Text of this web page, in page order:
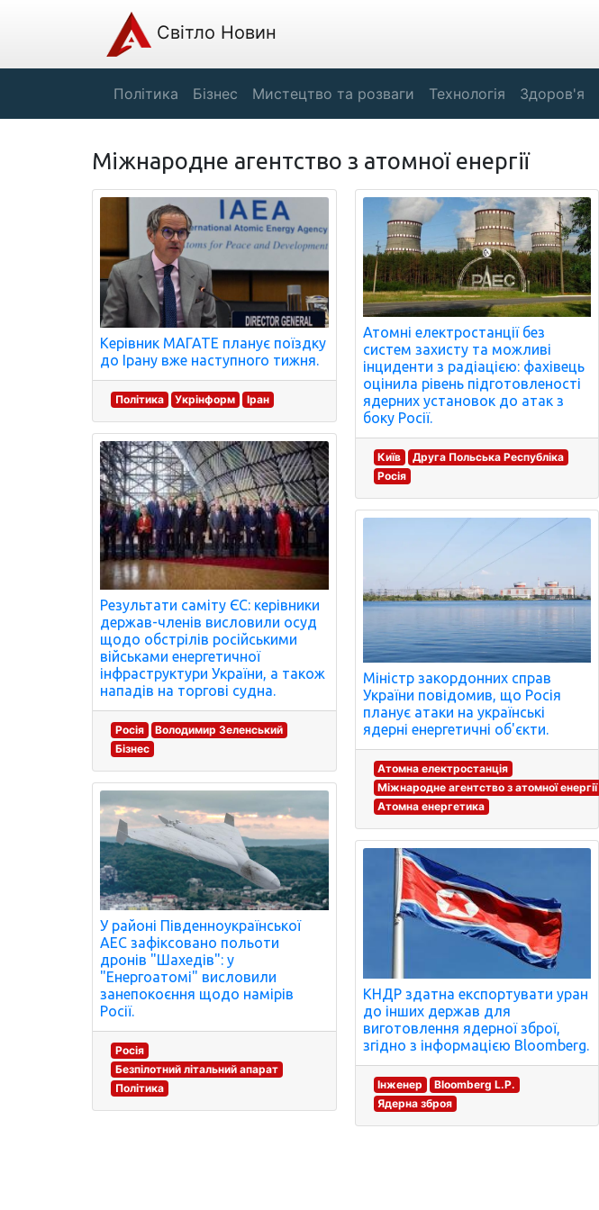
Світло Новин
Політика Бізнес Мистецтво та розваги Технологія Здоров'я
Міжнародне агентство з атомної енергії
Керівник МАГАТЕ планує поїздку
до Ірану вже наступного тижня.
Політика Укрінформ Іран
Результати саміту ЄС: керівники
держав-членів висловили осуд
щодо обстрілів російськими
військами енергетичної
інфраструктури України, а також
нападів на торгові судна.
Росія
Володимир Зеленський
Бізнес
У районі Південноукраїнської
АЕС зафіксовано польоти
дронів "Шахедів": у
"Енергоатомі" висловили
занепокоєння щодо намірів
Росії.
Росія
Безпілотний літальний апарат
Політика
Атомні електростанції без
систем захисту та можливі
інциденти з радіацією: фахівець
оцінила рівень підготовленості
ядерних установок до атак з
боку Росії.
Київ
Друга Польська Республіка
Росія
Міністр закордонних справ
України повідомив, що Росія
планує атаки на українські
ядерні енергетичні об'єкти.
Атомна електростанція
Міжнародне агентство з атомної енергії
Атомна енергетика
КНДР здатна експортувати уран
до інших держав для
виготовлення ядерної зброї,
згідно з інформацією Bloomberg.
Інженер
Bloomberg L.P.
Ядерна зброя